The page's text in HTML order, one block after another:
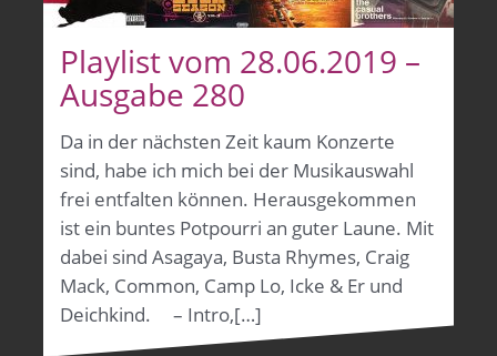
Playlist vom 28.06.2019 –
Ausgabe 280
Da in der nächsten Zeit kaum Konzerte
sind, habe ich mich bei der Musikauswahl
frei entfalten können. Herausgekommen
ist ein buntes Potpourri an guter Laune. Mit
dabei sind Asagaya, Busta Rhymes, Craig
Mack, Common, Camp Lo, Icke & Er und
Deichkind. – Intro,[…]